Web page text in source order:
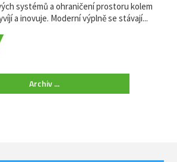
systémů a ohraničení prostoru kolem
a inovuje. Moderní výplně se stávají...
Archiv ...